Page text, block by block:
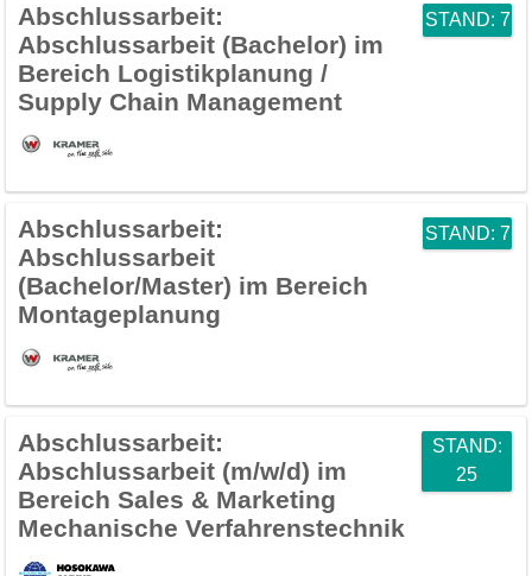
Abschlussarbeit:
Abschlussarbeit (Bachelor) im
Bereich Logistikplanung /
Supply Chain Management
STAND: 7
Abschlussarbeit:
Abschlussarbeit
(Bachelor/Master) im Bereich
Montageplanung
STAND: 7
Abschlussarbeit:
Abschlussarbeit (m/w/d) im
Bereich Sales & Marketing
Mechanische Verfahrenstechnik
STAND:
25